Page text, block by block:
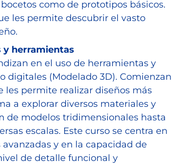
como de prototipos básicos.
les permite descubrir el vasto
y herramientas
en el uso de herramientas y
digitales (Modelado 3D). Comienzan
les permite realizar diseños más
a explorar diversos materiales y
de modelos tridimensionales hasta
escalas. Este curso se centra en
y en la capacidad de
de detalle funcional y